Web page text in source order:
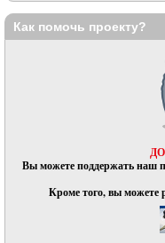
Как помочь проекту?
Вы можете поддержать наш
Кроме того, вы можете